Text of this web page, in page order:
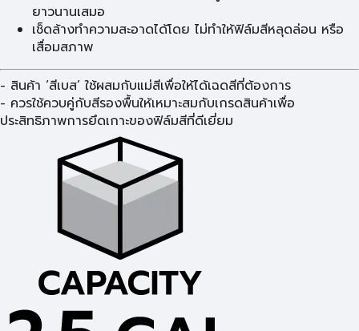
ยาวนานเสมอ
เช็ดล้างทำความสะอาดได้โดย ไม่ทำให้ฟิล์มสีหลุดล่อน หรือ
เสื่อมสภาพ
- สินค้า ‘สีเบส’ ใช้ผสมกับแม่สีเพื่อให้ได้เฉดสีที่ต้องการ
- ควรใช้ควบคู่กับสีรองพื้นให้เหมาะสมกับเกรดสินค้าเพื่อ
ประสิทธิภาพการยึดเกาะของฟิล์มสีที่ดีเยี่ยม